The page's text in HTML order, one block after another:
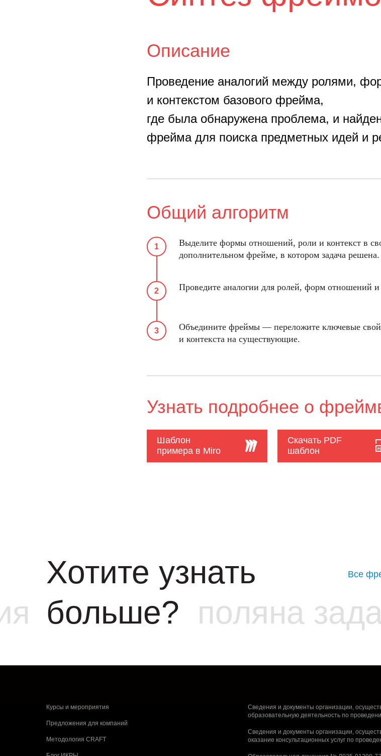
Описание
Проведение аналогий между ролями,
и контекстом базового фрейма,
где была обнаружена проблема, и
фрейма для поиска предметных идей и
Общий алгоритм
Выделите формы отношений, роли и контекст в
дополнительном фрейме, в котором задача решена.
Проведите аналогии для ролей, форм отношений
Объедините фреймы — переложите ключевые
и контекста на существующие.
Узнать подробнее о
Шаблон
примера в Miro
Скачать PDF
шаблон
поляна
Все
Хотите узнать
больше?
Курсы и мероприятия
Сведения и документы организации,
образовательную деятельность по
Сведения и документы организации,
оказание консультационных услуг по
Предложения для компаний
Методология CRAFT